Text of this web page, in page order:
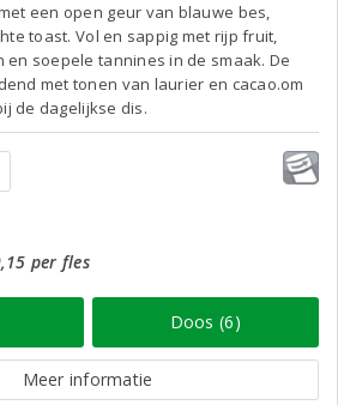
een open geur van blauwe bes,
toast. Vol en sappig met rijp fruit,
en soepele tannines in de smaak. De
met tonen van laurier en cacao.om
de dagelijkse dis.
per fles
Doos (6)
Meer informatie